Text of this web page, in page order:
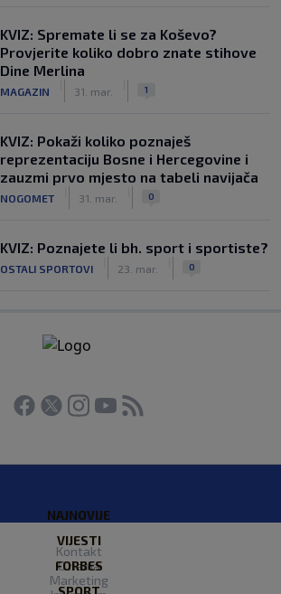
KVIZ: Spremate li se za Koševo?
Provjerite koliko dobro znate stihove
Dine Merlina
MAGAZIN 31. mar. 1
KVIZ: Pokaži koliko poznaješ
reprezentaciju Bosne i Hercegovine i
zauzmi prvo mjesto na tabeli navijača
NOGOMET 31. mar. 0
KVIZ: Poznajete li bh. sport i sportiste?
OSTALI SPORTOVI 23. mar. 0
NAJNOVIJE
VIJESTI
FORBES
SPORT
Kontakt
O nama
Marketing